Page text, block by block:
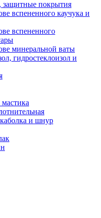
защитные покрытия
вспененного каучука и
вспененного
минеральной ваты
гидростеклоизол и
и шнур